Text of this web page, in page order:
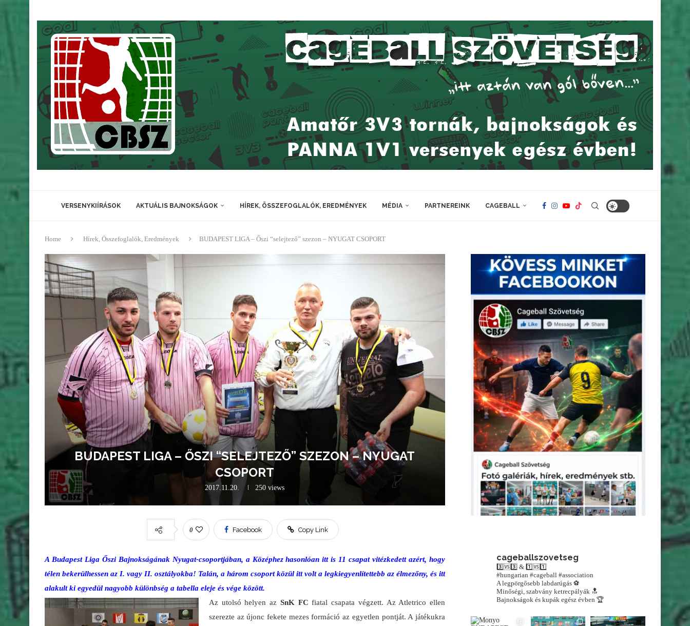
VERSENYKIÍRÁSOK AKTUÁLIS BAJNOKSÁGOK HÍREK, ÖSSZEFOGLALÓK, EREDMÉNYEK MÉDIA PARTNEREINK CAGEBALL
Home Hírek, Összefoglalók, Eredmények BUDAPEST LIGA – Őszi “selejtező” szezon – NYUGAT CSOPORT
BUDAPEST LIGA – ŐSZI “SELEJTEZŐ” SZEZON – NYUGAT
CSOPORT
2017.11.20. 250 views
0 Facebook Copy Link
A Budapest Liga Őszi Bajnokságának Nyugat-csoportjában, a Középhez hasonlóan itt is 11 csapat vitézkedett azért, hogy
télen bekerülhessen az I. vagy II. osztályokba! Talán, a három csoport közül itt volt a legkiegyenlítettebb az élmezőny, és itt
alakult ki egyedül nagyobb különbség a tabella eleje és vége között.
Az utolsó helyen az SnK FC fiatal csapata végzett. Az Atletrico ellen
szerezte az újonc fekete mezes formáció az egyetlen pontját. A játékukra
cageballszovetseg
3️⃣🆚3️⃣ & 1️⃣🆚1️⃣
#hungarian #cageball #association
A legpörgősebb labdarúgás ⚽️
Minőségi, szabvány ketrecpályák 🔝
Bajnokságok és kupák egész évben 🏆